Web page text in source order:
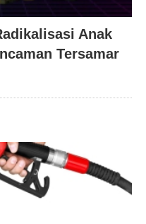
Anak
Tersamar